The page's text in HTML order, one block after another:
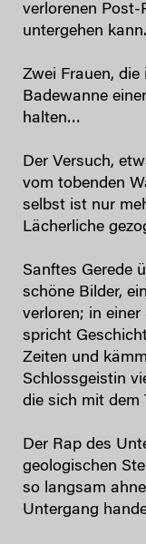
verlorenen
untergehen kann.
Zwei Frauen, die
Badewanne
halten…
Der Versuch,
vom tobenden
selbst ist nur
Lächerliche
Sanftes Gerede
schöne Bilder,
verloren; in
spricht
Zeiten und
Schlossgeistin
die sich mit dem
Der Rap des
geologischen
so langsam
Untergang